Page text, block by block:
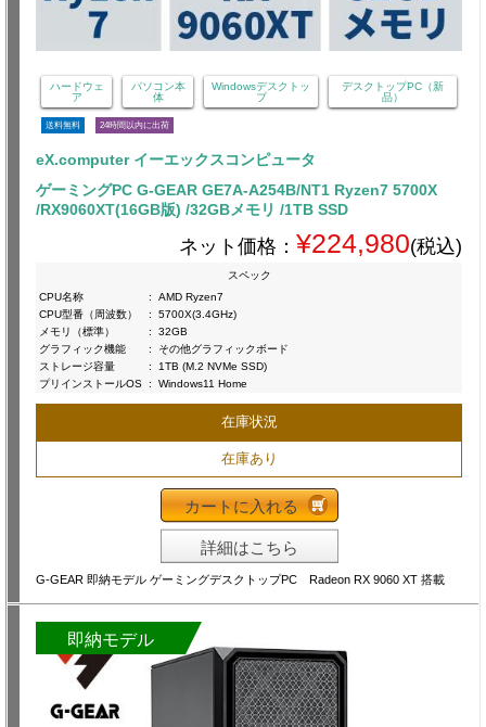
ハードウェ
ア
パソコン本
体
Windowsデスクトッ
プ
デスクトップPC（新
品）
送料無料 24時間以内に出荷
eX.computer イーエックスコンピュータ
ゲーミングPC G-GEAR GE7A-A254B/NT1 Ryzen7 5700X
/RX9060XT(16GB版) /32GBメモリ /1TB SSD
ネット価格： ¥224,980(税込)
スペック
CPU名称
:
AMD Ryzen7
CPU型番（周波数）
:
5700X(3.4GHz)
メモリ（標準）
:
32GB
グラフィック機能
:
その他グラフィックボード
ストレージ容量
:
1TB (M.2 NVMe SSD)
プリインストールOS : Windows11 Home
在庫状況
在庫あり
カートに入れる
詳細はこちら
G-GEAR 即納モデル ゲーミングデスクトップPC Radeon RX 9060 XT 搭載
即納モデル